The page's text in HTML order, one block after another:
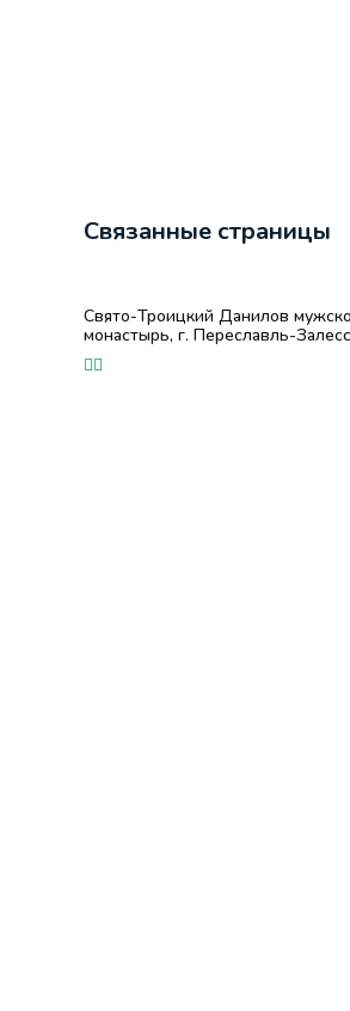
Связанные страницы
Свято-Троицкий Данилов
монастырь, г. Переславль-